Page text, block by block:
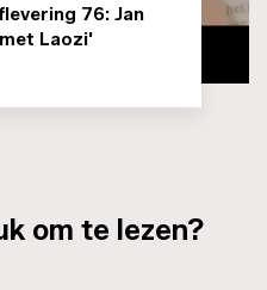
76: Jan
Laozi'
om te lezen?